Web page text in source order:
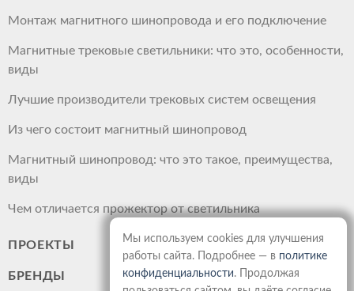
Монтаж магнитного шинопровода и его подключение
Магнитные трековые светильники: что это, особенности,
виды
Лучшие производители трековых систем освещения
Из чего состоит магнитный шинопровод
Магнитный шинопровод: что это такое, преимущества,
виды
Чем отличается прожектор от светильника
ПРОЕКТЫ
БРЕНДЫ
Мы используем cookies для улучшения
работы сайта. Подробнее — в политике
конфиденциальности. Продолжая